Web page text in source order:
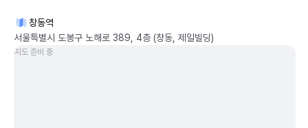
창동역
서울특별시 도봉구 노해로 389, 4층 (창동, 제일빌딩)
지도 준비 중